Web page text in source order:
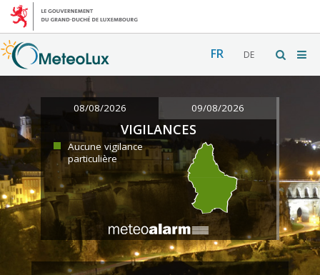
FR DE
08/08/2026 09/08/2026
VIGILANCES
Aucune vigilance
particulière